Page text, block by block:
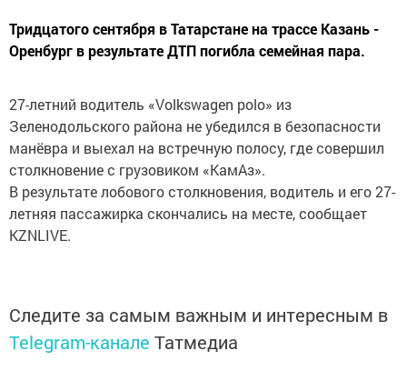
Тридцатого сентября в Татарстане на трассе Казань -
Оренбург в результате ДТП погибла семейная пара.
27-летний водитель «Volkswagen polo» из
Зеленодольского района не убедился в безопасности
манёвра и выехал на встречную полосу, где совершил
столкновение с грузовиком «КамАз».
В результате лобового столкновения, водитель и его 27-
летняя пассажирка скончались на месте, сообщает
KZNLIVE.
Следите за самым важным и интересным в
Telegram-канале Татмедиа